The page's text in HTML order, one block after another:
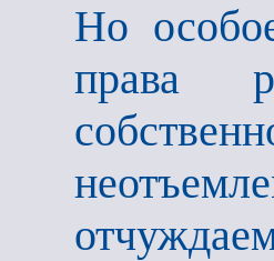
Но
права